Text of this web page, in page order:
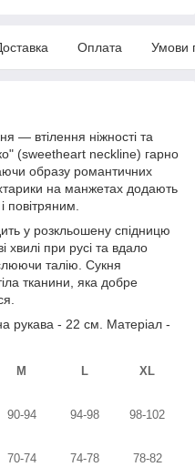
Оплата Умови
— втілення ніжності та
(sweetheart neckline) гарно
образу романтичних
на манжетах додають
повітряним.
у розкльошену спідницю
хвилі при русі та вдало
талію. Сукня
тканини, яка добре
рукава - 22 см. Матеріал -
M L XL
90-94 94-98 98-102
70-74 74-78 78-82